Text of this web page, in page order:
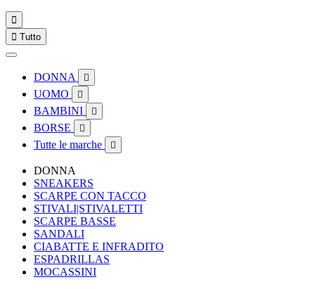

 Tutto
DONNA 
UOMO 
BAMBINI 
BORSE 
Tutte le marche 
DONNA
SNEAKERS
SCARPE CON TACCO
STIVALI|STIVALETTI
SCARPE BASSE
SANDALI
CIABATTE E INFRADITO
ESPADRILLAS
MOCASSINI